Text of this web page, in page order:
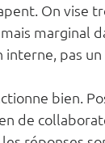
On vise
marginal
interne, pas
bien.
de